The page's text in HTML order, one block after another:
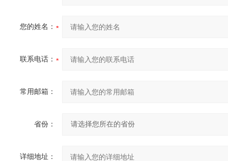
您的姓名：
联系电话：
常用邮箱：
省份：
详细地址：